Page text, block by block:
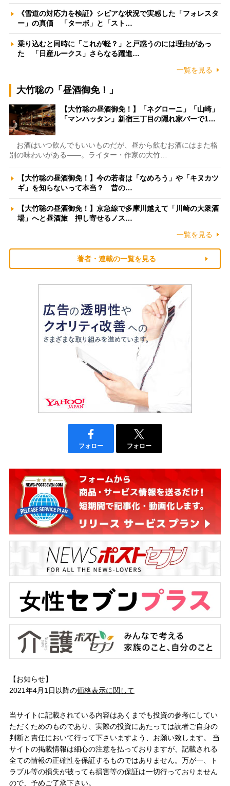
《雪道の対応力を検証》シビアな状況で実感した「フォレスタ
ー」の真価 「ターボ」と「スト…
乗り込むと同時に「これが軽？」と戸惑うのには理由があっ
た 「日産ルークス」さらなる躍進…
一覧を見る
大竹聡の「昼酒御免！」
【大竹聡の昼酒御免！】「ネグローニ」「山崎」
「マンハッタン」新宿三丁目の隠れ家バーで1…
お酒はいつ飲んでもいいものだが、昼から飲むお酒にはまた格
別の味わいがある――。ライター・作家の大竹…
【大竹聡の昼酒御免！】今の若者は「なめろう」や「キヌカツ
ギ」を知らないって本当？ 昔の…
【大竹聡の昼酒御免！】京急線で多摩川越えて「川崎の大衆酒
場」へと昼酒旅 押し寄せるノス…
一覧を見る
著者・連載の一覧を見る
フォロー フォロー
【お知らせ】
2021年4月1日以降の価格表示に関して
当サイトに記載されている内容はあくまでも投資の参考にしてい
ただくためのものであり、実際の投資にあたっては読者ご自身の
判断と責任において行って下さいますよう、お願い致します。 当
サイトの掲載情報は細心の注意を払っておりますが、記載される
全ての情報の正確性を保証するものではありません。万が一、ト
ラブル等の損失が被っても損害等の保証は一切行っておりません
ので、予めご了承下さい。